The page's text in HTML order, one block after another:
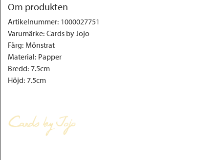
Om produkten
Artikelnummer: 1000027751
Varumärke: Cards by Jojo
Färg: Mönstrat
Material: Papper
Bredd: 7.5cm
Höjd: 7.5cm